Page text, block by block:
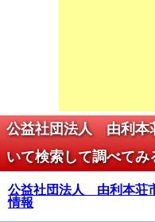
公益社団法人 由利本
いて検索して調べてみ
公益社団法人 由利本荘
情報